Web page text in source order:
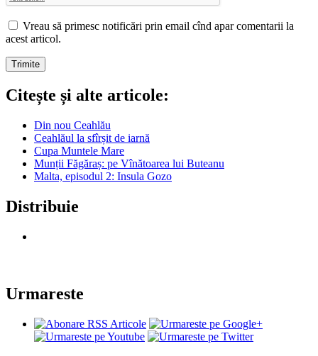
Vreau să primesc notificări prin email cînd apar comentarii la
acest articol.
Citește și alte articole:
Din nou Ceahlău
Ceahlăul la sfîrșit de iarnă
Cupa Muntele Mare
Munții Făgăraș: pe Vînătoarea lui Buteanu
Malta, episodul 2: Insula Gozo
Distribuie
Urmareste